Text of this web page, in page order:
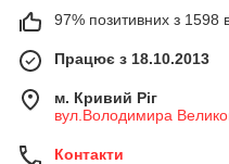
97% позитивних з 1598
Працює з 18.10.2013
м. Кривий Ріг
вул.Володимира
Контакти